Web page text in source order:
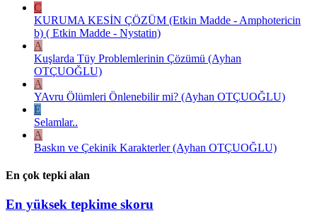
C
KURUMA KESİN ÇÖZÜM (Etkin Madde - Amphotericin
b) ( Etkin Madde - Nystatin)
A
Kuşlarda Tüy Problemlerinin Çözümü (Ayhan
OTÇUOĞLU)
A
YAvru Ölümleri Önlenebilir mi? (Ayhan OTÇUOĞLU)
E
Selamlar..
A
Baskın ve Çekinik Karakterler (Ayhan OTÇUOĞLU)
En çok tepki alan
En yüksek tepkime skoru